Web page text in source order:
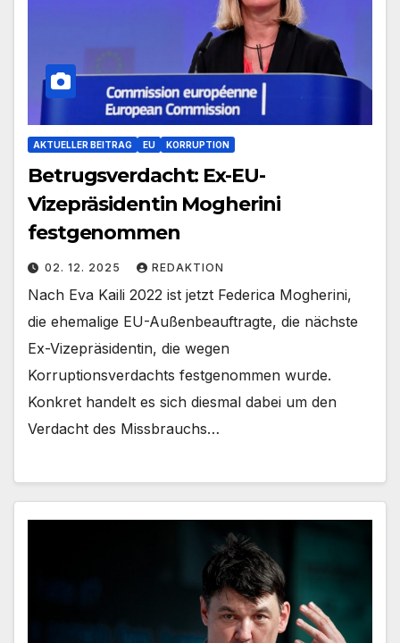
AKTUELLER BEITRAG EU KORRUPTION
Betrugsverdacht: Ex-EU-
Vizepräsidentin Mogherini
festgenommen
02. 12. 2025 REDAKTION
Nach Eva Kaili 2022 ist jetzt Federica Mogherini,
die ehemalige EU-Außenbeauftragte, die nächste
Ex-Vizepräsidentin, die wegen
Korruptionsverdachts festgenommen wurde.
Konkret handelt es sich diesmal dabei um den
Verdacht des Missbrauchs…